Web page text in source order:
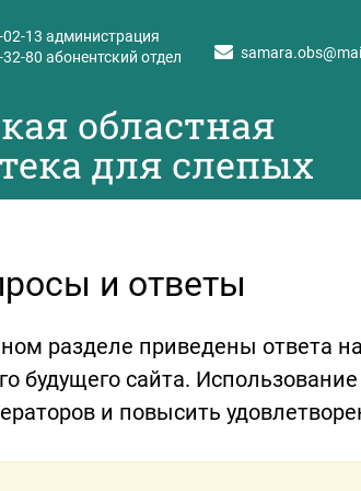
13 администрация
80 абонентский отдел
областная
для слепых
и ответы
разделе приведены ответа
будущего сайта.
и повысить